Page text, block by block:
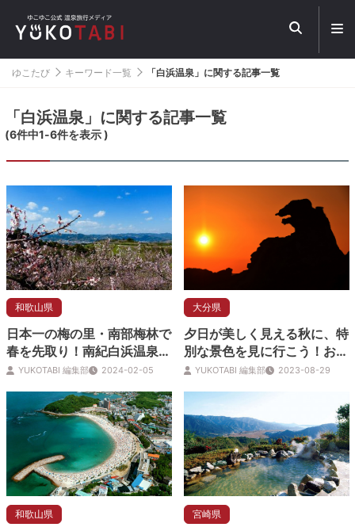
メ
ュ
ゆこたび キーワード一覧 「白浜温泉」に関する記事一覧
「白浜温泉」に関する記事一覧
(6件中1-6件を表示 )
和歌山県
日本一の梅の里・南部梅林で
春を先取り！南紀白浜温泉で
湯めぐりも
YUKOTABI 編集部 2024-02-05
大分県
夕日が美しく見える秋に、特
別な景色を見に行こう！おす
すめの夕日絶景スポット5選
YUKOTABI 編集部 2023-08-29
和歌山県 宮崎県